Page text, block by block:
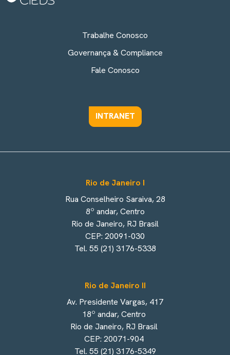
Trabalhe Conosco
Governança & Compliance
Fale Conosco
INTRANET
Rio de Janeiro I
Rua Conselheiro Saraiva, 28
8º andar, Centro
Rio de Janeiro, RJ Brasil
CEP: 20091-030
Tel. 55 (21) 3176-5338
Rio de Janeiro II
Av. Presidente Vargas, 417
18º andar, Centro
Rio de Janeiro, RJ Brasil
CEP: 20071-904
Tel. 55 (21) 3176-5349